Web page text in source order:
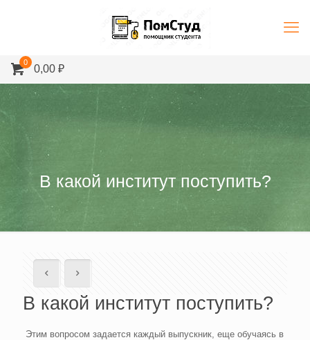
0
0,00 ₽
В какой институт поступить?
В какой институт поступить?
Этим вопросом задается каждый выпускник, еще обучаясь в